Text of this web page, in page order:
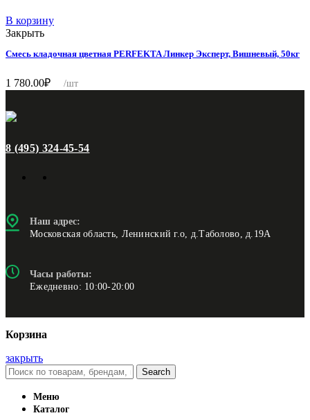
В корзину
Закрыть
Смесь кладочная цветная PERFEKTA Линкер Эксперт, Вишневый, 50кг
1 780.00₽ /шт
8 (495) 324-45-54
Наш адрес:
Московская область, Ленинский г.о, д.Таболово, д.19А
Часы работы:
Ежедневно: 10:00-20:00
Корзина
закрыть
Search
Меню
Каталог